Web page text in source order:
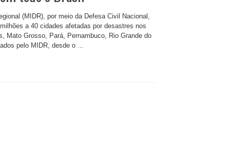
(MIDR), por meio da Defesa Civil Nacional,
a 40 cidades afetadas por desastres nos
Mato Grosso, Pará, Pernambuco, Rio Grande do
pelo MIDR, desde o ...